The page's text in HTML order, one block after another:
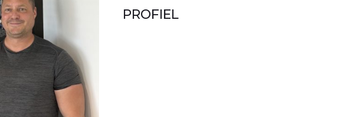
PROFIEL